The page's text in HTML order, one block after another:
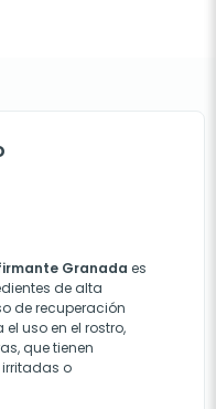
Granada es
de alta
de recuperación
uso en el rostro,
que tienen
o